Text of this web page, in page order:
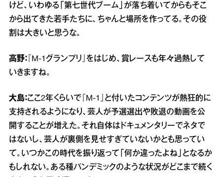
けど、いわゆる「第七世代ブーム」が落ち着いてからもそこ
から出てきた若手たちに、ちゃんと場所を作ってる。その役
割は大きいと思うな。
高野： 『M‐1グランプリ』をはじめ、賞レースも年々過熱して
いきますね。
大島：ここ2年くらいで『M‐1』と付いたコンテンツが熱狂的に
支持されるようになり、芸人が予選選出や敗退の動画を公
開することが増えた。それ自体はドキュメンタリーでネタで
はないし、芸人が裏側を見せすぎていないかとも思ってい
て。いつかこの時代を振り返って「何か違ったよね」となるか
もしれない。ある種パンデミックのような状況がどこまで続く